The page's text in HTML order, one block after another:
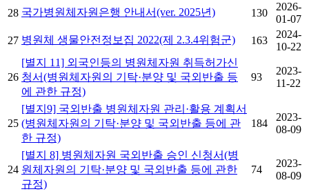
28 국가병원체자원은행 안내서(ver. 2025년) 130
2026-
01-07
27 병원체 생물안전정보집 2022(제 2.3.4위험군) 163
2024-
10-22
26
[별지 11] 외국인등의 병원체자원 취득허가신
청서(병원체자원의 기탁·분양 및 국외반출 등
에 관한 규정)
93
2023-
11-22
25
[별지9] 국외반출 병원체자원 관리·활용 계획서
(병원체자원의 기탁·분양 및 국외반출 등에 관
한 규정)
184
2023-
08-09
24
[별지 8] 병원체자원 국외반출 승인 신청서(병
원체자원의 기탁·분양 및 국외반출 등에 관한
규정)
74
2023-
08-09